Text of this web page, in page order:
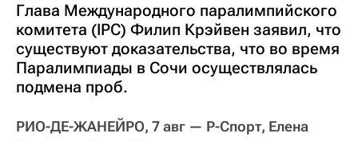
Глава Международного паралимпийского
комитета (IPC) Филип Крэйвен заявил, что
существуют доказательства, что во время
Паралимпиады в Сочи осуществлялась
подмена проб.
РИО-ДЕ-ЖАНЕЙРО, 7 авг — Р-Спорт, Елена